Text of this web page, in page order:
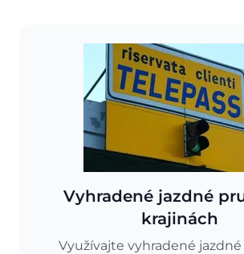
Vyhradené jazdné
krajinách
Využívajte vyhradené